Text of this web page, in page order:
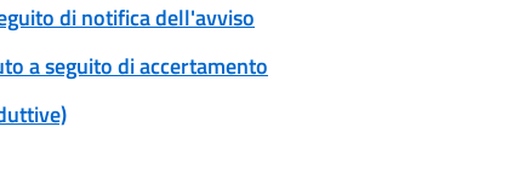
di notifica dell'avviso
a seguito di accertamento